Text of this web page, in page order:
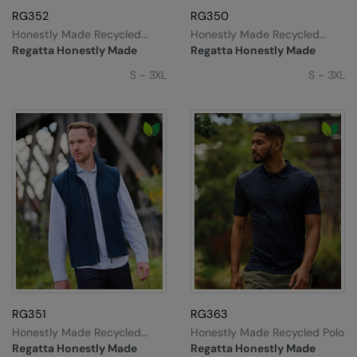
Kariban Proact
Kustom Kit
Larkwood
Maddins
Madeira
MagiCut
Marketing Hub
Mumbles
New Morning Studios
RG352
Regatta Honestly Made
Honestly Made Recycled
Full-Zip Fleece
S - 3XL
RG350
Regatta Honestly Made
Honestly Made Recycled
Softshell Jacket
S - 3XL
RG351
Regatta Honestly Made
Honestly Made Recycled
Softshell Bodywarmer
RG363
Regatta Honestly Made
Honestly Made Recycled Polo